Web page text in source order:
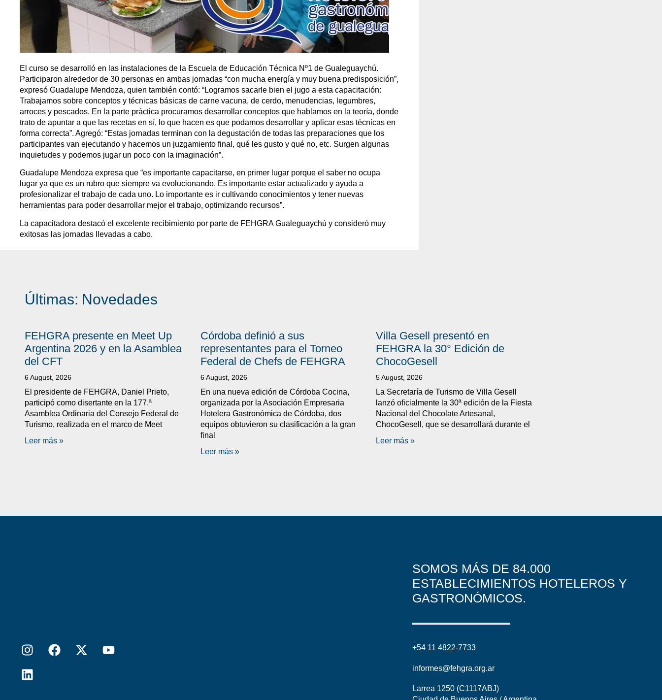
El curso se desarrolló en las instalaciones de la Escuela de Educación Técnica Nº1 de Gualeguaychú.
Participaron alrededor de 30 personas en ambas jornadas “con mucha energía y muy buena predisposición”,
expresó Guadalupe Mendoza, quien también contó: “Logramos sacarle bien el jugo a esta capacitación:
Trabajamos sobre conceptos y técnicas básicas de carne vacuna, de cerdo, menudencias, legumbres,
arroces y pescados. En la parte práctica procuramos desarrollar conceptos que hablamos en la teoría, donde
trato de apuntar a que las recetas en sí, lo que hacen es que podamos desarrollar y aplicar esas técnicas en
forma correcta”. Agregó: “Estas jornadas terminan con la degustación de todas las preparaciones que los
participantes van ejecutando y hacemos un juzgamiento final, qué les gusto y qué no, etc. Surgen algunas
inquietudes y podemos jugar un poco con la imaginación”.
Guadalupe Mendoza expresa que “es importante capacitarse, en primer lugar porque el saber no ocupa
lugar ya que es un rubro que siempre va evolucionando. Es importante estar actualizado y ayuda a
profesionalizar el trabajo de cada uno. Lo importante es ir cultivando conocimientos y tener nuevas
herramientas para poder desarrollar mejor el trabajo, optimizando recursos”.
La capacitadora destacó el excelente recibimiento por parte de FEHGRA Gualeguaychú y consideró muy
exitosas las jornadas llevadas a cabo.
Últimas: Novedades
FEHGRA presente en Meet Up
Argentina 2026 y en la Asamblea
del CFT
6 August, 2026
El presidente de FEHGRA, Daniel Prieto,
participó como disertante en la 177.ª
Asamblea Ordinaria del Consejo Federal de
Turismo, realizada en el marco de Meet
Leer más »
Córdoba definió a sus
representantes para el Torneo
Federal de Chefs de FEHGRA
6 August, 2026
En una nueva edición de Córdoba Cocina,
organizada por la Asociación Empresaria
Hotelera Gastronómica de Córdoba, dos
equipos obtuvieron su clasificación a la gran
final
Leer más »
Villa Gesell presentó en
FEHGRA la 30° Edición de
ChocoGesell
5 August, 2026
La Secretaría de Turismo de Villa Gesell
lanzó oficialmente la 30ª edición de la Fiesta
Nacional del Chocolate Artesanal,
ChocoGesell, que se desarrollará durante el
Leer más »
SOMOS MÁS DE 84.000
ESTABLECIMIENTOS HOTELEROS Y
GASTRONÓMICOS.
+54 11 4822-7733
informes@fehgra.org.ar
Larrea 1250 (C1117ABJ)